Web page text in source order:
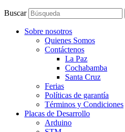
Buscar
Sobre nosotros
Quienes Somos
Contáctenos
La Paz
Cochabamba
Santa Cruz
Ferias
Políticas de garantía
Términos y Condiciones
Placas de Desarrollo
Arduino